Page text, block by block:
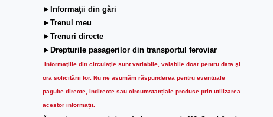
►Informaţii din gări
►Trenul meu
►Trenuri directe
►Drepturile pasagerilor din transportul feroviar
Informaţiile din circulaţie sunt variabile, valabile doar pentru data şi
ora solicitării lor. Nu ne asumăm răspunderea pentru eventuale
pagube directe, indirecte sau circumstanțiale produse prin utilizarea
acestor informații.